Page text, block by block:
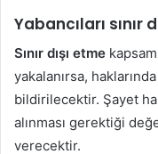
Yabancıları sınır
Sınır dışı etme
yakalanırsa,
bildirilecektir. Şayet
alınması gerektiği
verecektir.